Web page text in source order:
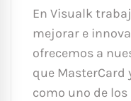
En Visualk
mejorar e
ofrecemos a
que MasterCard
como uno de